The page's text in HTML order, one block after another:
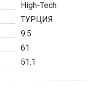
High-Tech
ТУРЦИЯ
9.5
61
51.1